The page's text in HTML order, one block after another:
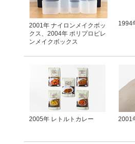
2001年 ナイロンメイクボッ
クス、2004年 ポリプロピレ
ンメイクボックス
1994
2005年 レトルトカレー 2001